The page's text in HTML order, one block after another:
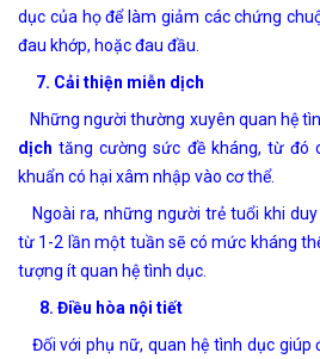
dục của họ để làm giảm các chứng
đau khớp, hoặc đau đầu.
7. Cải thiện miễn dịch
Những người thường xuyên quan hệ
dịch tăng cường sức đề kháng, từ đó
khuẩn có hại xâm nhập vào cơ thể.
Ngoài ra, những người trẻ tuổi khi
từ 1-2 lần một tuần sẽ có mức kháng
tượng ít quan hệ tình dục.
8. Điều hòa nội tiết
Đối với phụ nữ, quan hệ tình dục giúp